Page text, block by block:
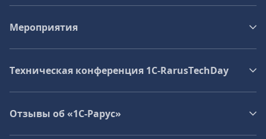
Мероприятия
Техническая конференция 1C‑RarusTechDay
Отзывы об «1С-Рарус»